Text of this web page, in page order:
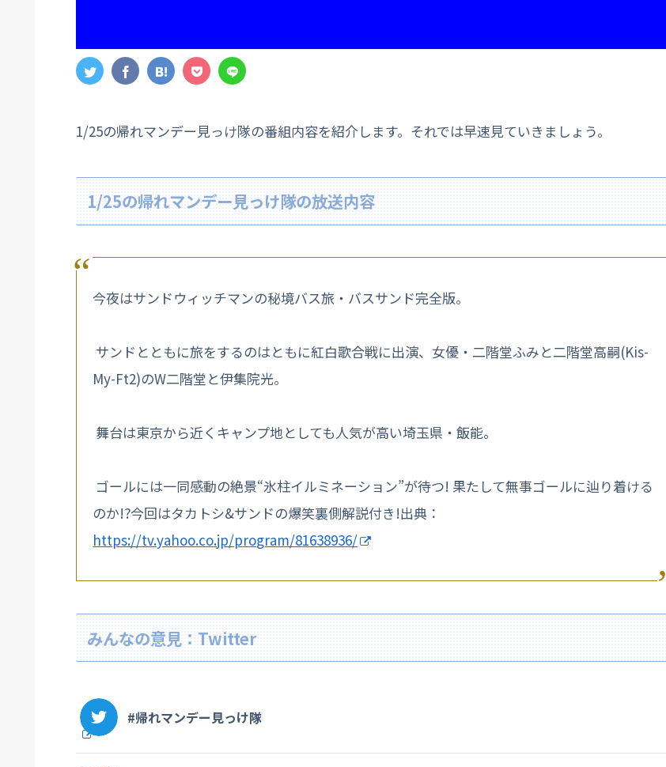
1/25の帰れマンデー見っけ隊の番組内容を紹介します。それでは早速見ていきましょう。
1/25の帰れマンデー見っけ隊の放送内容
今夜はサンドウィッチマンの秘境バス旅・バスサンド完全版。
サンドとともに旅をするのはともに紅白歌合戦に出演、女優・二階堂ふみと二階堂高嗣(Kis-
My-Ft2)のW二階堂と伊集院光。
舞台は東京から近くキャンプ地としても人気が高い埼玉県・飯能。
ゴールには一同感動の絶景“氷柱イルミネーション”が待つ! 果たして無事ゴールに辿り着ける
のか!?今回はタカトシ&サンドの爆笑裏側解説付き!出典：
https://tv.yahoo.co.jp/program/81638936/
みんなの意見：Twitter
#帰れマンデー見っけ隊